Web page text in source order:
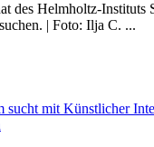
des Helmholtz-Instituts
| Foto: Ilja C. ...
sucht mit Künstlicher